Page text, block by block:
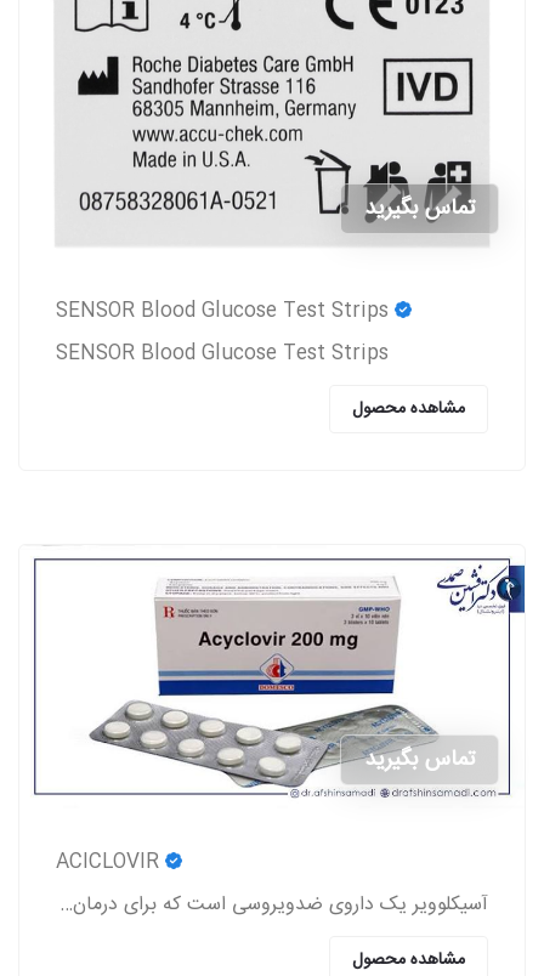
تماس بگیرید
SENSOR Blood Glucose Test Strips
مشاهده محصول
تماس بگیرید
آسیکلوویر یک داروی ضدویروسی است که برای درمان عفونت‌های ناشی از ویروس‌های هرپس (تبخال لب و تناسلی، زونا، آبله‌مرغان) استفاده می‌شود.
مشاهده محصول